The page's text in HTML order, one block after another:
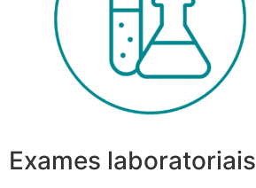
Exames laboratoriais